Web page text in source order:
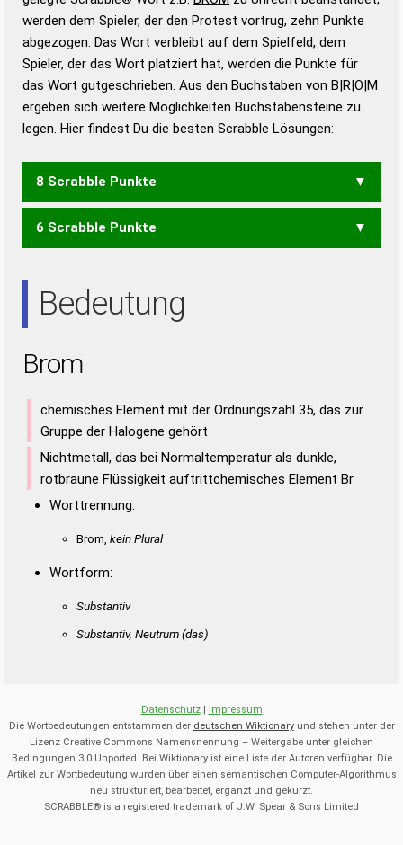
Duden – Standardwerk in 12 Bänden
Duden – Richtiges und gutes
Deutsch
Duden – Die deutsche Grammatik
Duden – Deutsches
Universalwörterbuch
werden dem Spieler, der den Protest vortrug, zehn Punkte
abgezogen. Das Wort verbleibt auf dem Spielfeld, dem
Spieler, der das Wort platziert hat, werden die Punkte für
das Wort gutgeschrieben. Aus den Buchstaben von B|R|O|M
ergeben sich weitere Möglichkeiten Buchstabensteine zu
legen. Hier findest Du die besten Scrabble Lösungen:
8 Scrabble Punkte
MOB
6 Scrabble Punkte
Bedeutung
Brom
chemisches Element mit der Ordnungszahl 35, das zur
Gruppe der Halogene gehört
Nichtmetall, das bei Normaltemperatur als dunkle,
rotbraune Flüssigkeit auftrittchemisches Element Br
Worttrennung:
Brom, kein Plural
Wortform:
Substantiv
Substantiv, Neutrum(das)
Datenschutz| Impressum
Die Wortbedeutungen entstammen der deutschen Wiktionaryund stehen unter der
Lizenz Creative Commons Namensnennung – Weitergabe unter gleichen
Bedingungen 3.0 Unported. Bei Wiktionary ist eine Liste der Autoren verfügbar. Die
Artikel zur Wortbedeutung wurden über einen semantischen Computer-Algorithmus
neu strukturiert, bearbeitet, ergänzt und gekürzt.
SCRABBLE® is a registered trademark of J.W. Spear & Sons Limited